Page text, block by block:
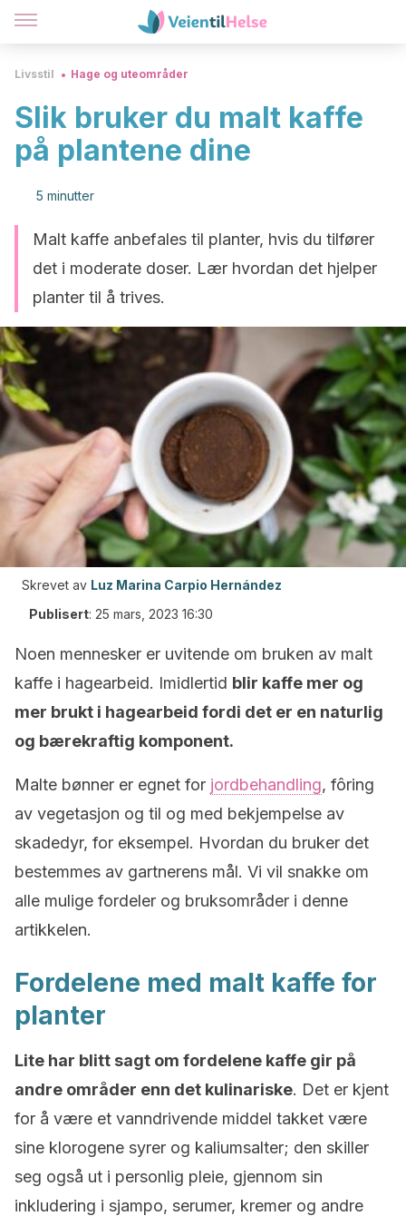
Livsstil Hage og uteområder
Slik bruker du malt kaffe
på plantene dine
5 minutter
Malt kaffe anbefales til planter, hvis du tilfører
det i moderate doser. Lær hvordan det hjelper
planter til å trives.
Skrevet av Luz Marina Carpio Hernández
Publisert: 25 mars, 2023 16:30
Noen mennesker er uvitende om bruken av malt
kaffe i hagearbeid. Imidlertid blir kaffe mer og
mer brukt i hagearbeid fordi det er en naturlig
og bærekraftig komponent.
Malte bønner er egnet for jordbehandling, fôring
av vegetasjon og til og med bekjempelse av
skadedyr, for eksempel. Hvordan du bruker det
bestemmes av gartnerens mål. Vi vil snakke om
alle mulige fordeler og bruksområder i denne
artikkelen.
Fordelene med malt kaffe for
planter
Lite har blitt sagt om fordelene kaffe gir på
andre områder enn det kulinariske. Det er kjent
for å være et vanndrivende middel takket være
sine klorogene syrer og kaliumsalter; den skiller
seg også ut i personlig pleie, gjennom sin
inkludering i sjampo, serumer, kremer og andre